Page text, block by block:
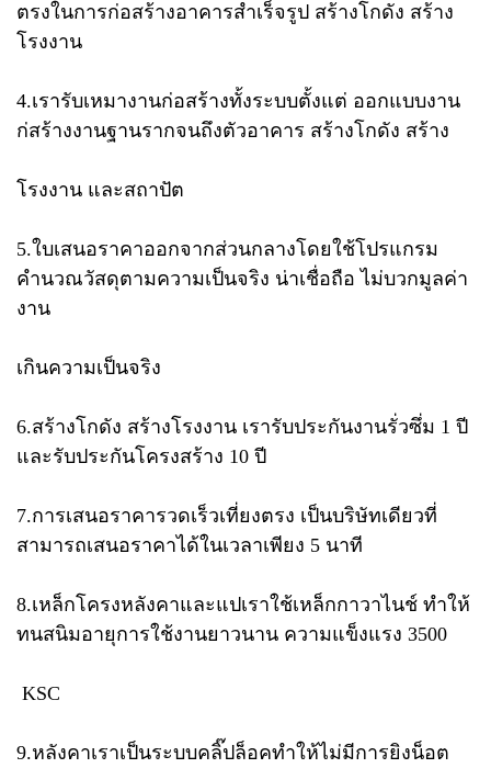
ตรงในการก่อสร้างอาคารสำเร็จรูป สร้างโกดัง สร้าง
โรงงาน
4.เรารับเหมางานก่อสร้างทั้งระบบตั้งแต่​ ออกแบบ​งาน​
ก่สร้างงานฐานรากจนถึงตัวอาคาร สร้างโกดัง สร้าง
โรงงาน และสถาปัต
5.ใบเสนอราคาออกจากส่วนกลาง​โดยใช้โปรแกรม
คำนวณวัสดุตามความเป็นจริง​ น่าเชื่อถือ​ ไม่บวกมูลค่า
งาน
เกินความเป็นจริง
6.สร้างโกดัง สร้างโรงงาน เรารับประกันงานรั่วซึ่ม​ 1 ปี​
และรับประกันโครงสร้าง​ 10 ปี
7.การเสนอราคารวดเร็วเที่ยงตรง​ เป็นบริษัทเดียวที่
สามารถเสนอราคาได้ในเวลาเพียง​ 5 นาที
8.เหล็กโครงหลังคาและแป​เราใช้เหล็กกาวาไนช์​ ทำให้
ทนสนิมอายุการใช้งานยาวนาน​ ความแข็งแรง​ 3500
​ KSC
9.หลังคาเราเป็นระบบคลิ๊ปล็อคทำให้ไม่มีการยิงน็อต